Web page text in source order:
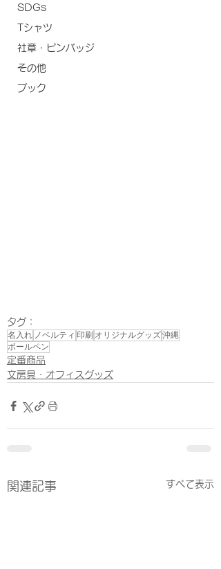
SDGs
Tシャツ
社章・ピンバッジ
その他
ブック
タグ：
名入れ ノベルティ 印刷 オリジナルグッズ沖縄
ボールペン
定番商品
文房具・オフィスグッズ
関連記事 すべて表示